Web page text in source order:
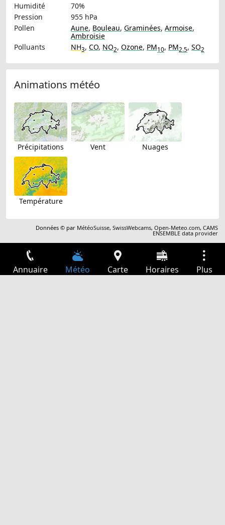
Humidité
70%
Pression
955 hPa
Pollen
Aune, Bouleau, Graminées, Armoise,
Ambroisie
Polluants
NH3, CO, NO2, Ozone, PM10, PM2.5, SO2
Animations météo
Précipitations Vent Nuages
Température
Données © par MétéoSuisse,SwissWebcams,Open-Meteo.com,CAMS
ENSEMBLE data provider
Annuaire Météo Carte Horaires Plus